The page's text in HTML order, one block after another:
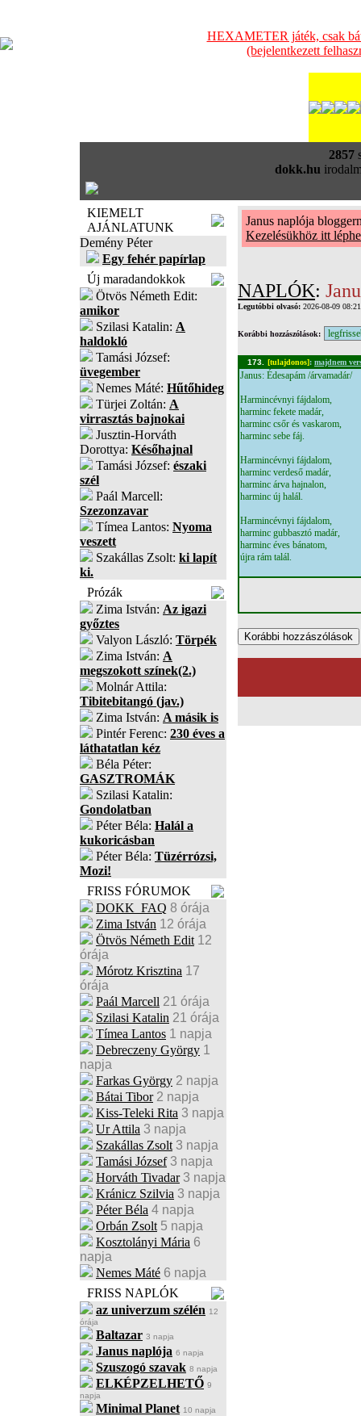
HEXAMETER játék, csak
(bejelentkezett
2857
dokk.hu
KIEMELT
AJÁNLATUNK
Demény Péter
Egy fehér papírlap
Új maradandokkok
Ötvös Németh Edit:
amikor
Szilasi Katalin: A
haldokló
Tamási József:
üvegember
Nemes Máté: Hűtőhideg
Türjei Zoltán: A
virrasztás bajnokai
Jusztin-Horváth
Dorottya: Későhajnal
Tamási József: északi
szél
Paál Marcell:
Szezonzavar
Tímea Lantos: Nyoma
veszett
Szakállas Zsolt: ki lapít
ki.
Prózák
Zima István: Az igazi
győztes
Valyon László: Törpék
Zima István: A
megszokott színek(2.)
Molnár Attila:
Tibitebitangó (jav.)
Zima István: A másik is
Pintér Ferenc: 230 éves a
láthatatlan kéz
Béla Péter:
GASZTROMÁK
Szilasi Katalin:
Gondolatban
Péter Béla: Halál a
kukoricásban
Péter Béla: Tüzérrózsi,
Mozi!
FRISS FÓRUMOK
DOKK_FAQ 8 órája
Zima István 12 órája
Ötvös Németh Edit 12
órája
Mórotz Krisztina 17
órája
Paál Marcell 21 órája
Szilasi Katalin 21 órája
Tímea Lantos 1 napja
Debreczeny György 1
napja
Farkas György 2 napja
Bátai Tibor 2 napja
Kiss-Teleki Rita 3 napja
Ur Attila 3 napja
Szakállas Zsolt 3 napja
Tamási József 3 napja
Horváth Tivadar 3 napja
Kránicz Szilvia 3 napja
Péter Béla 4 napja
Orbán Zsolt 5 napja
Kosztolányi Mária 6
napja
Nemes Máté 6 napja
FRISS NAPLÓK
az univerzum szélén 12
órája
Baltazar 3 napja
Janus naplója 6 napja
Szuszogó szavak 8 napja
ELKÉPZELHETŐ 9
napja
Minimal Planet 10 napja
Janus naplója
Kezelésükhöz itt
NAPLÓK:
Legutóbbi olvasó: 2026-08-09
Korábbi hozzászólások:
173. [tulajdonos]: majdnem
Janus: Édesapám /árvamadár/
Harmincévnyi fájdalom,
harminc fekete madár,
harminc csőr és vaskarom,
harminc sebe fáj.
Harmincévnyi fájdalom,
harminc verdeső madár,
harminc árva hajnalon,
harminc új halál.
Harmincévnyi fájdalom,
harminc gubbasztó madár,
harminc éves bánatom,
újra rám talál.